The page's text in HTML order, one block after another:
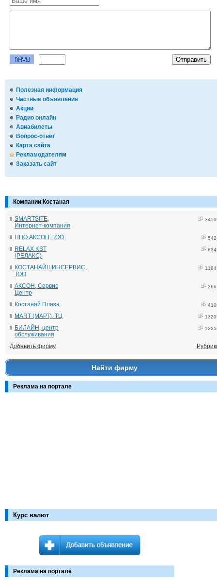
Полезная информация
Частные объявления
Акции
Радио онлайн
Авиабилеты
Вопрос-ответ
Карта сайта
Рекламодателям
Заказать сайт
Компании Костаная
SMARTSITE,
Интернет-компания
НПО АКСОН, ТОО
RELAX KST
(РЕЛАКС)
КОСТАНАЙШИНСЕРВИС,
ТОО
АКСОН, Сервис
Центр
Костанай Плаза
MART (МАРТ), ТЦ
БИЛАЙН, центр
обслуживания
Добавить фирму
Найти фирму
Реклама на портале
Курс валют
Реклама на портале